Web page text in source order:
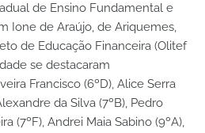
de Ensino Fundamental e
Ione de Araújo, de Ariquemes,
de Educação Financeira (Olitef
se destacaram
Francisco (6ºD), Alice Serra
da Silva (7ºB), Pedro
(7ºF), Andrei Maia Sabino (9ºA),